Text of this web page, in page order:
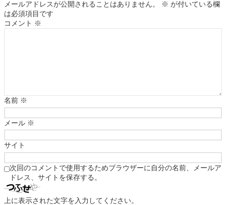
メールアドレスが公開されることはありません。 ※ が付いている欄
は必須項目です
コメント ※
名前 ※
メール ※
サイト
次回のコメントで使用するためブラウザーに自分の名前、メールア
ドレス、サイトを保存する。
上に表示された文字を入力してください。